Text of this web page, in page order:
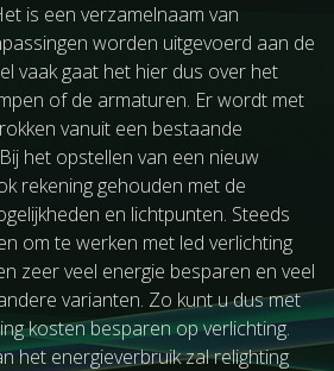
is een verzamelnaam van
worden uitgevoerd aan de
vaak gaat het hier dus over het
of de armaturen. Er wordt met
vanuit een bestaande
het opstellen van een nieuw
rekening gehouden met de
en lichtpunten. Steeds
om te werken met led verlichting
zeer veel energie besparen en veel
varianten. Zo kunt u dus met
kosten besparen op verlichting.
het energieverbruik zal relighting